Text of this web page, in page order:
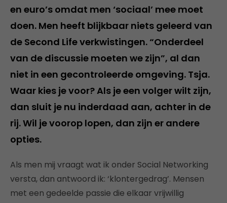
en euro’s omdat men ‘sociaal’ mee moet
doen. Men heeft blijkbaar niets geleerd van
de Second Life verkwistingen. “Onderdeel
van de discussie moeten we zijn”, al dan
niet in een gecontroleerde omgeving. Tsja.
Waar kies je voor? Als je een volger wilt zijn,
dan sluit je nu inderdaad aan, achter in de
rij. Wil je voorop lopen, dan zijn er andere
opties.
Als men mij vraagt wat ik onder Social Networking
versta, dan antwoord ik: ‘klontergedrag’. Mensen
met een gedeelde passie die elkaar vrijwillig